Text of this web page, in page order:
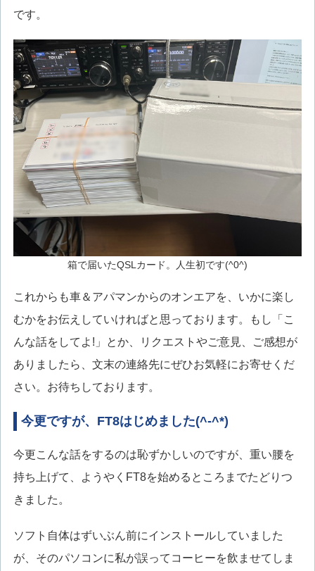
です。
箱で届いたQSLカード。人生初です(^0^)
これからも車＆アパマンからのオンエアを、いかに楽し
むかをお伝えしていければと思っております。もし「こ
んな話をしてよ!」とか、リクエストやご意見、ご感想が
ありましたら、文末の連絡先にぜひお気軽にお寄せくだ
さい。お待ちしております。
今更ですが、FT8はじめました(^-^*)
今更こんな話をするのは恥ずかしいのですが、重い腰を
持ち上げて、ようやくFT8を始めるところまでたどりつ
きました。
ソフト自体はずいぶん前にインストールしていました
が、そのパソコンに私が誤ってコーヒーを飲ませてしま